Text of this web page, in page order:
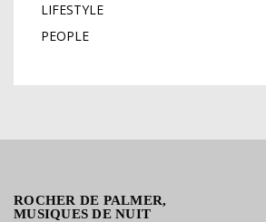
LIFESTYLE
PEOPLE
ROCHER DE PALMER,
MUSIQUES DE NUIT